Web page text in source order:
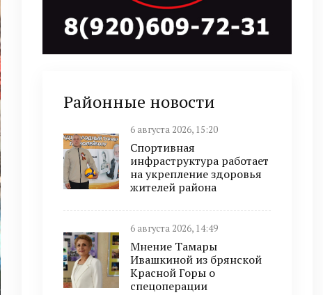
Районные новости
6 августа 2026, 15:20
Спортивная
инфраструктура работает
на укрепление здоровья
жителей района
6 августа 2026, 14:49
Мнение Тамары
Ивашкиной из брянской
Красной Горы о
спецоперации